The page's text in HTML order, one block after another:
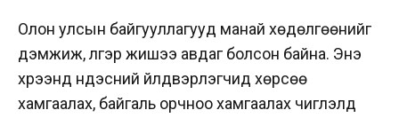
Олон улсын байгууллагууд манай хөдөлгөөнийг
дэмжиж, үлгэр жишээ авдаг болсон байна. Энэ
хүрээнд үндэсний үйлдвэрлэгчид хөрсөө
хамгаалах, байгаль орчноо хамгаалах чиглэлд